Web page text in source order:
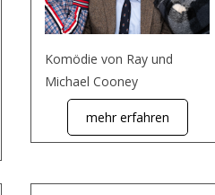
Komödie von Ray und
Michael Cooney
mehr erfahren